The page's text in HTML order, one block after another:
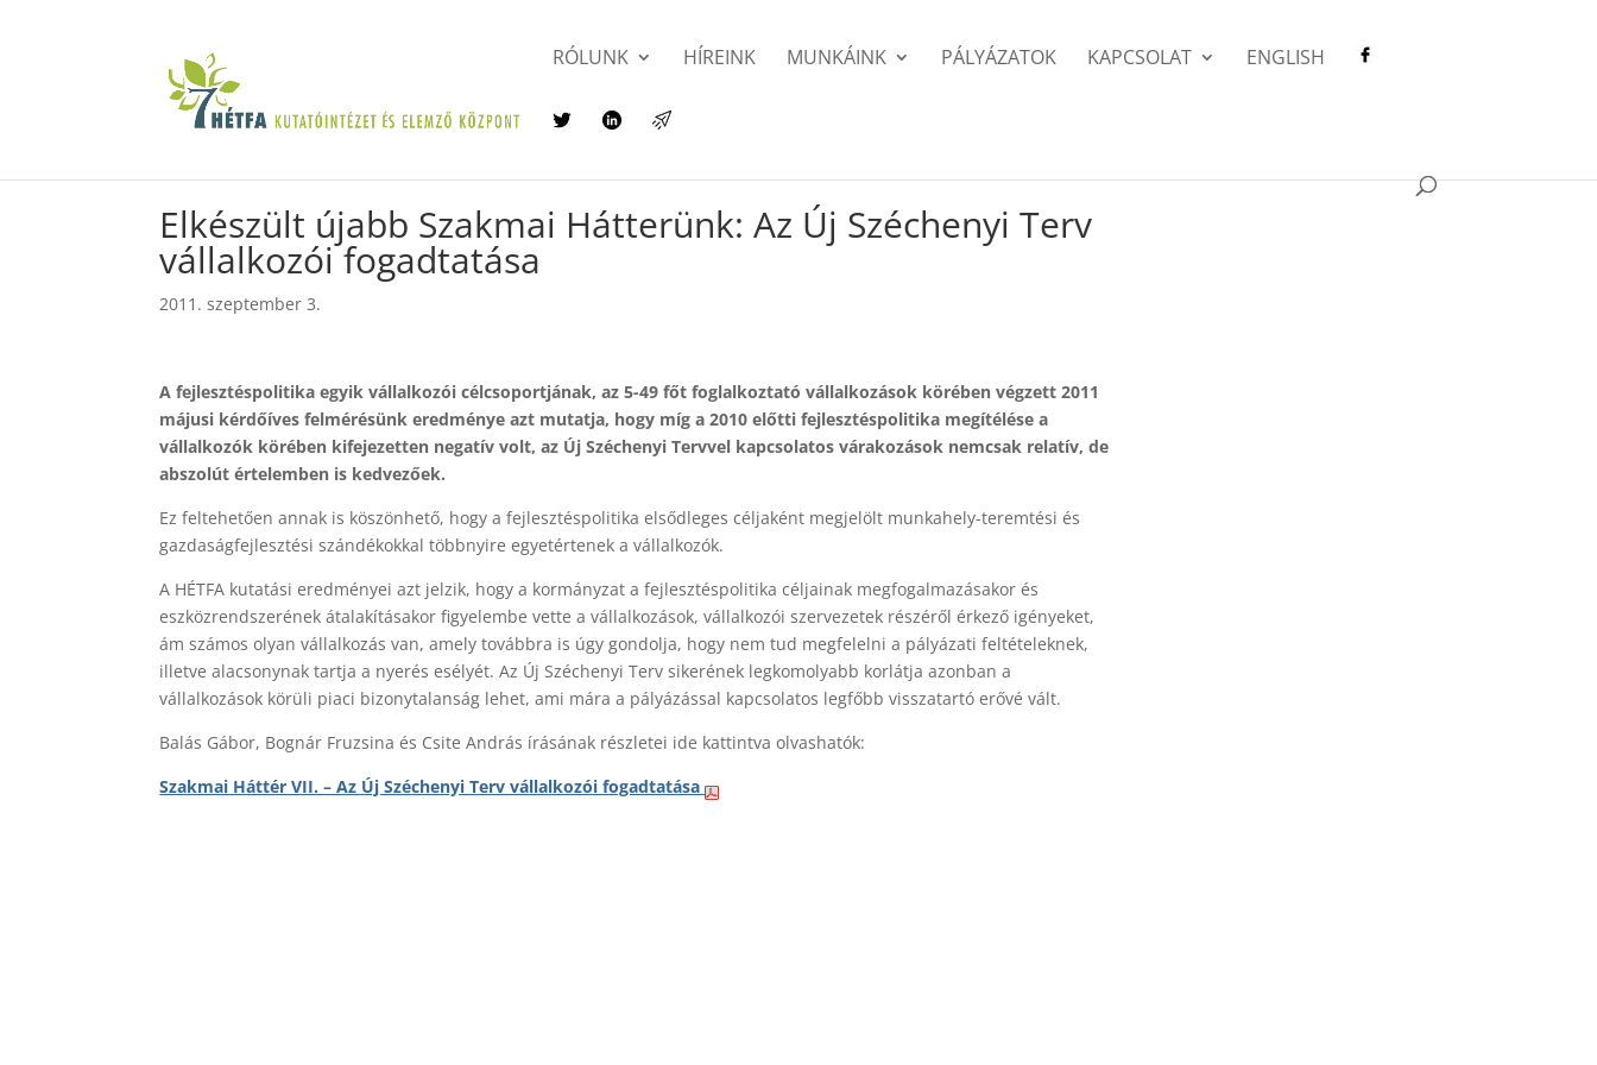
RÓLUNK HÍREINK MUNKÁINK PÁLYÁZATOK KAPCSOLAT ENGLISH
Elkészült újabb Szakmai Hátterünk: Az Új Széchenyi Terv
vállalkozói fogadtatása
2011. szeptember 3.
A fejlesztéspolitika egyik vállalkozói célcsoportjának, az 5-49 főt foglalkoztató vállalkozások körében végzett 2011
májusi kérdőíves felmérésünk eredménye azt mutatja, hogy míg a 2010 előtti fejlesztéspolitika megítélése a
vállalkozók körében kifejezetten negatív volt, az Új Széchenyi Tervvel kapcsolatos várakozások nemcsak relatív, de
abszolút értelemben is kedvezőek.
Ez feltehetően annak is köszönhető, hogy a fejlesztéspolitika elsődleges céljaként megjelölt munkahely-teremtési és
gazdaságfejlesztési szándékokkal többnyire egyetértenek a vállalkozók.
A HÉTFA kutatási eredményei azt jelzik, hogy a kormányzat a fejlesztéspolitika céljainak megfogalmazásakor és
eszközrendszerének átalakításakor figyelembe vette a vállalkozások, vállalkozói szervezetek részéről érkező igényeket,
ám számos olyan vállalkozás van, amely továbbra is úgy gondolja, hogy nem tud megfelelni a pályázati feltételeknek,
illetve alacsonynak tartja a nyerés esélyét. Az Új Széchenyi Terv sikerének legkomolyabb korlátja azonban a
vállalkozások körüli piaci bizonytalanság lehet, ami mára a pályázással kapcsolatos legfőbb visszatartó erővé vált.
Balás Gábor, Bognár Fruzsina és Csite András írásának részletei ide kattintva olvashatók:
Szakmai Háttér VII. – Az Új Széchenyi Terv vállalkozói fogadtatása